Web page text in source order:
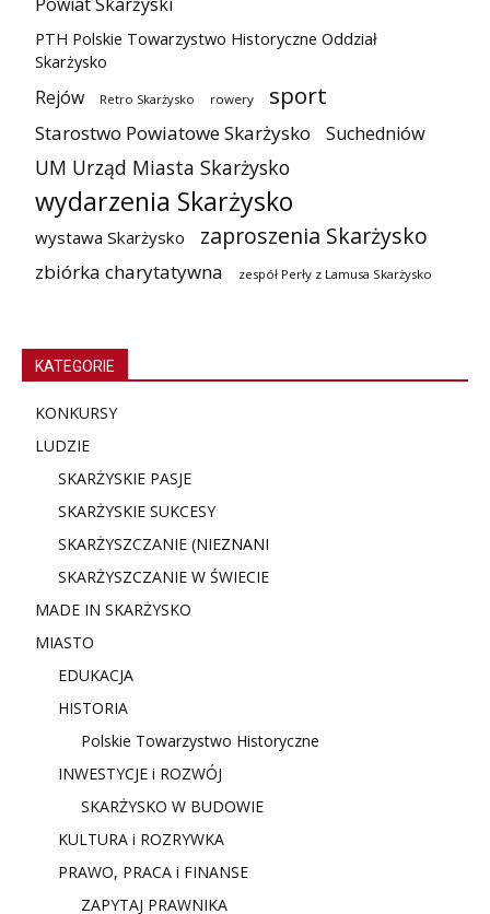
PTH Polskie Towarzystwo Historyczne Oddział
Skarżysko
Rejów Retro Skarżysko rowery sport
Starostwo Powiatowe Skarżysko Suchedniów
UM Urząd Miasta Skarżysko
wydarzenia Skarżysko
wystawa Skarżysko zaproszenia Skarżysko
zbiórka charytatywna zespół Perły z Lamusa Skarżysko
KATEGORIE
KONKURSY
LUDZIE
SKARŻYSKIE PASJE
SKARŻYSKIE SUKCESY
SKARŻYSZCZANIE (NIEZNANI
SKARŻYSZCZANIE W ŚWIECIE
MADE IN SKARŻYSKO
MIASTO
EDUKACJA
HISTORIA
Polskie Towarzystwo Historyczne
INWESTYCJE i ROZWÓJ
SKARŻYSKO W BUDOWIE
KULTURA i ROZRYWKA
PRAWO, PRACA i FINANSE
ZAPYTAJ PRAWNIKA